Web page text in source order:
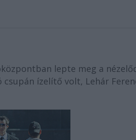
lepte meg a
ízelítő volt, Lehár